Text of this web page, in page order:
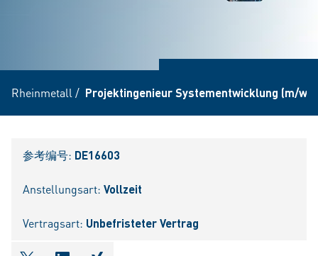
Rheinmetall / Projektingenieur Systementwicklung (m/w/
参考编号: DE16603
Anstellungsart: Vollzeit
Vertragsart: Unbefristeter Vertrag